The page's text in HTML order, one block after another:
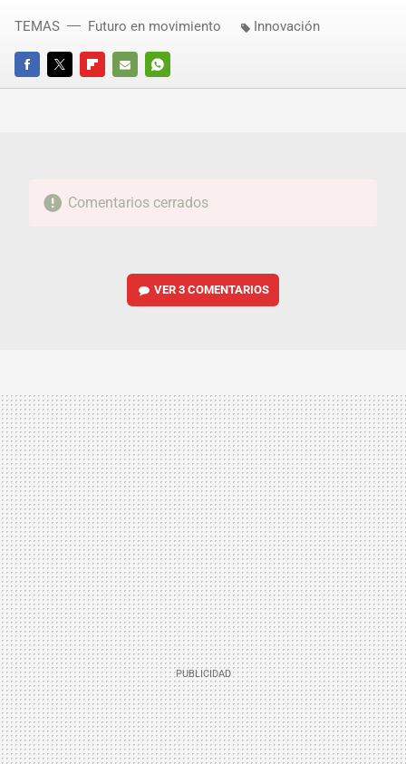
FACEBOOKTWITTERFLIPBOARD
E-
WHATSAPP
TEMAS Futuro en movimiento Innovación
Comentarios cerrados
VER3 COMENTARIOS